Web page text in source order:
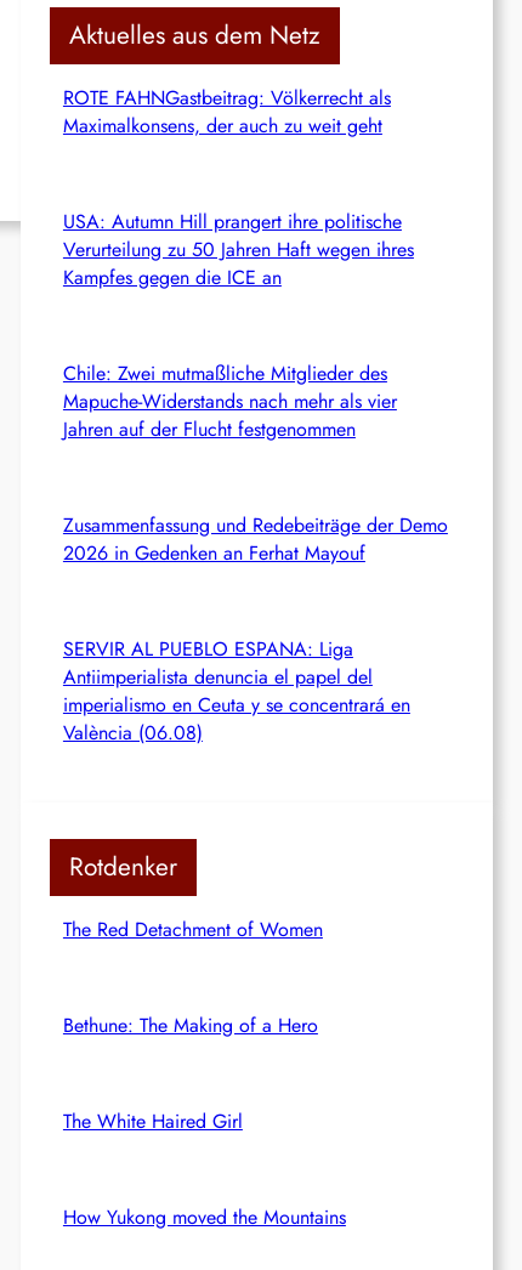
c
Aktuelles aus dem Netz
ROTE FAHNGastbeitrag: Völkerrecht als
Maximalkonsens, der auch zu weit geht
USA: Autumn Hill prangert ihre politische
Verurteilung zu 50 Jahren Haft wegen ihres
Kampfes gegen die ICE an
Chile: Zwei mutmaßliche Mitglieder des
Mapuche-Widerstands nach mehr als vier
Jahren auf der Flucht festgenommen
Zusammenfassung und Redebeiträge der Demo
2026 in Gedenken an Ferhat Mayouf
SERVIR AL PUEBLO ESPANA: Liga
Antiimperialista denuncia el papel del
imperialismo en Ceuta y se concentrará en
València (06.08)
Rotdenker
The Red Detachment of Women
Bethune: The Making of a Hero
The White Haired Girl
How Yukong moved the Mountains